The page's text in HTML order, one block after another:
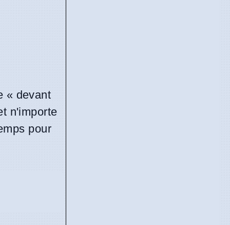
« devant
n'importe
pour